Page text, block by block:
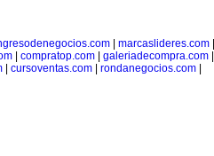
marcaslideres.com
compratop.com galeriadecompra.com
cursoventas.com rondanegocios.com